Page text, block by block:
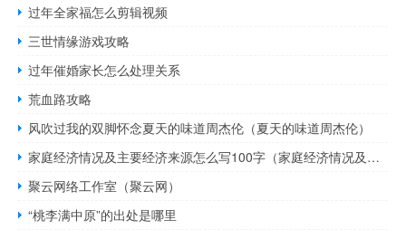
过年全家福怎么剪辑视频
三世情缘游戏攻略
过年催婚家长怎么处理关系
荒血路攻略
风吹过我的双脚怀念夏天的味道周杰伦（夏天的味道周杰伦）
家庭经济情况及主要经济来源怎么写100字（家庭经济情况及主要经济来源怎么写）
聚云网络工作室（聚云网）
“桃李满中原”的出处是哪里